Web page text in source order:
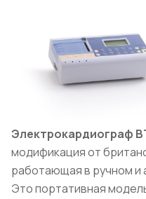
Электрокардиограф
модификация от
работающая в ручном и
Это портативная